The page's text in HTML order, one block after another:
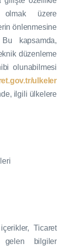
olmak üzere
önlenmesine
kapsamda,
düzenleme
olunabilmesi
ulkeler
ilgili ülkelere
Ticaret
gelen bilgiler